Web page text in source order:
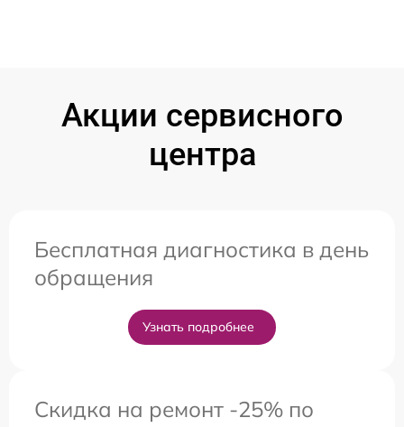
Акции сервисного
центра
Бесплатная диагностика в день
обращения
Узнать подробнее
Скидка на ремонт -25% по